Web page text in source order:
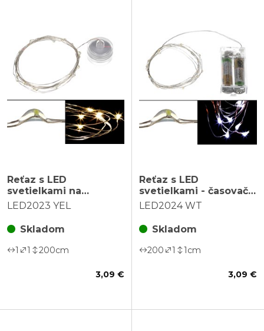
Reťaz s LED
svetielkami na
gombíkovú batériu,
LED2023 YEL
Skladom
1 1 200cm
3,09 €
Reťaz s LED
svetielkami - časovač,
studená biela farba, 2
LED2024 WT
Skladom
200 1 1cm
3,09 €